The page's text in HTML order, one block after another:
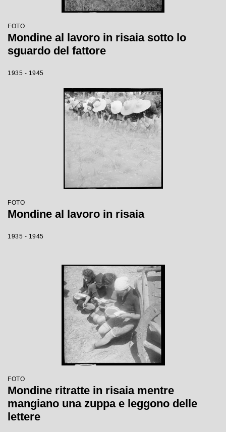
FOTO
Mondine al lavoro in risaia sotto lo
sguardo del fattore
1935 - 1945
FOTO
Mondine al lavoro in risaia
1935 - 1945
FOTO
Mondine ritratte in risaia mentre
mangiano una zuppa e leggono delle
lettere